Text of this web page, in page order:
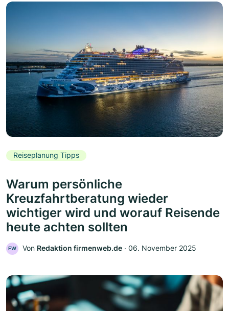
Reiseplanung Tipps
Warum persönliche
Kreuzfahrtberatung wieder
wichtiger wird und worauf Reisende
heute achten sollten
FW Von Redaktion firmenweb.de ‧ 06. November 2025